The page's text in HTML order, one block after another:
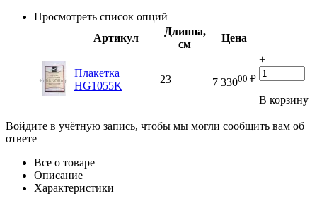
Просмотреть список опций
Артикул
Длинна,
см
Цена
Плакетка
HG1055K
23 7 33000 ₽
+
−
В корзину
Войдите в учётную запись, чтобы мы могли сообщить вам об
ответе
Все о товаре
Описание
Характеристики